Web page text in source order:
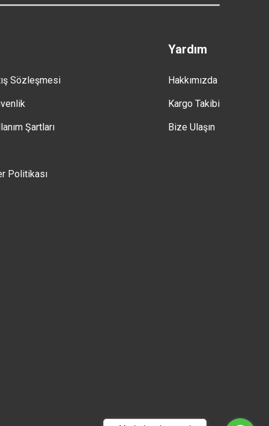
Sözleşmesi
Şartları
Politikası
Yardım
Hakkımızda
Kargo Takibi
Bize Ulaşın